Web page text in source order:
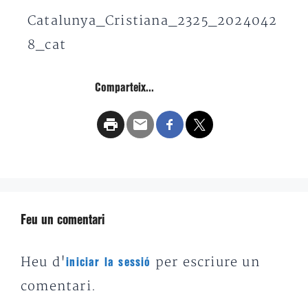
Catalunya_Cristiana_2325_2024042
8_cat
Comparteix...
Feu un comentari
Heu d'iniciar la sessió
per escriure un
comentari.